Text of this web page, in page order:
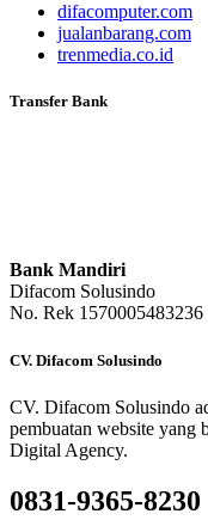
difacomputer.com
jualanbarang.com
trenmedia.co.id
Transfer Bank
Bank Mandiri
Difacom Solusindo
No. Rek 1570005483236
CV. Difacom Solusindo
CV. Difacom Solusindo
pembuatan website
Digital Agency.
0831-9365-8230